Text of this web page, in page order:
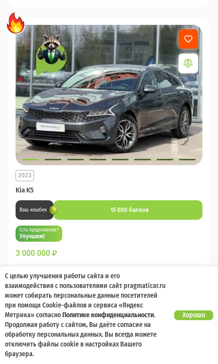
Kia K5
2023
Ваш кешбек 15 000 баллов
Есть предложение?
Улучшим!
3 000 000 ₽
Бензин Автомат
Сравнить
Подробнее
Перезвоним за минуту
С целью улучшения работы сайта и его
взаимодействия с пользователями сайт pragmaticar.ru
может собирать персональные данные посетителей
при помощи Cookie-файлов и сервиса «Яндекс
Метрика» согласноПолитике конфиденциальности.
Продолжая работу с сайтом, Вы даёте согласие на
обработку персональных данных. Вы всегда можете
отключить файлы cookie в настройках Вашего
браузера.
Хорошо